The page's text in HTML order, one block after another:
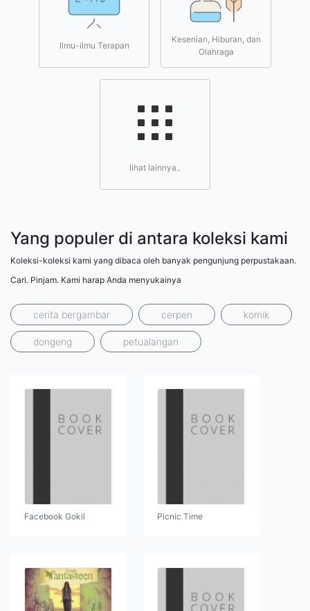
Ilmu-ilmu Terapan
Kesenian, Hiburan, dan
Olahraga
lihat lainnya..
Yang populer di antara koleksi kami
Koleksi-koleksi kami yang dibaca oleh banyak pengunjung perpustakaan.
Cari. Pinjam. Kami harap Anda menyukainya
cerita bergambar cerpen komik
dongeng petualangan
Facebook Gokil Picnic Time